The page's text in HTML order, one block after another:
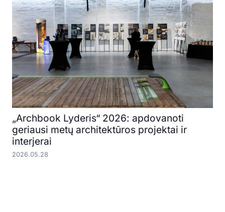
„Archbook Lyderis“ 2026: apdovanoti
geriausi metų architektūros projektai ir
interjerai
2026.05.28